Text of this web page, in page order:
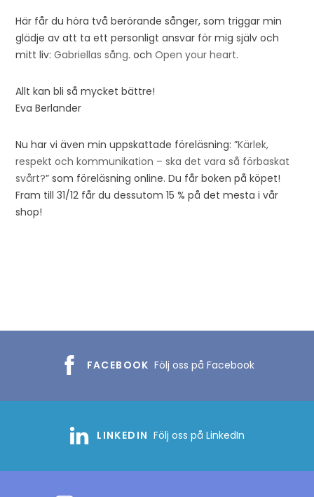
Här får du höra två berörande sånger, som triggar min
glädje av att ta ett personligt ansvar för mig själv och
mitt liv:Gabriellas sång. ochOpen your heart.
Allt kan bli så mycket bättre!
Eva Berlander
Nu har vi även min uppskattade föreläsning: ”Kärlek,
respekt och kommunikation – ska det vara så förbaskat
svårt?” som föreläsning online. Du får boken på köpet!
Fram till 31/12 får du dessutom 15 % på det mesta i vår
shop!
FACEBOOK Följ oss på Facebook
LINKEDIN Följ oss på LinkedIn